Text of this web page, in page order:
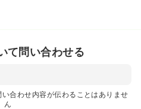
て問い合わせる
合わせ内容が伝わることはありませ
ん